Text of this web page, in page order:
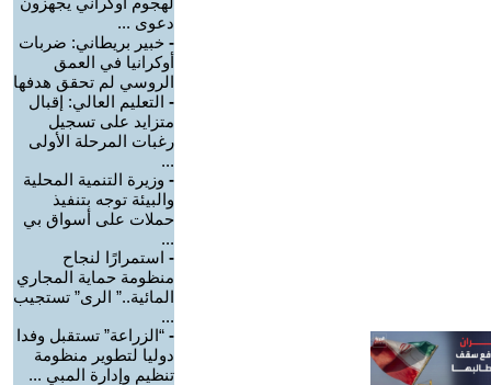
دعوى ...
- خبير بريطاني: ضربات
أوكرانيا في العمق
الروسي لم تحقق هدفها
- التعليم العالي: إقبال
متزايد على تسجيل
رغبات المرحلة الأولى
...
- وزيرة التنمية المحلية
والبيئة توجه بتنفيذ
حملات على أسواق بي
...
- استمرارًا لنجاح
منظومة حماية المجاري
المائية..” الرى” تستجيب
...
- “الزراعة” تستقبل وفدا
دوليا لتطوير منظومة
تنظيم وإدارة المبي ...